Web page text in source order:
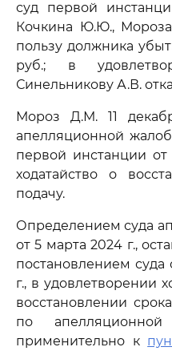
суд первой
Кочкина Ю.Ю.,
пользу должника
руб.; в
Синельникову А.В.
Мороз Д.М. 11
апелляционной
первой инстанции от
ходатайство о
подачу.
Определением суда
от 5 марта 2024 г.,
постановлением суда
г., в удовлетворении
восстановлении
по
применительно к